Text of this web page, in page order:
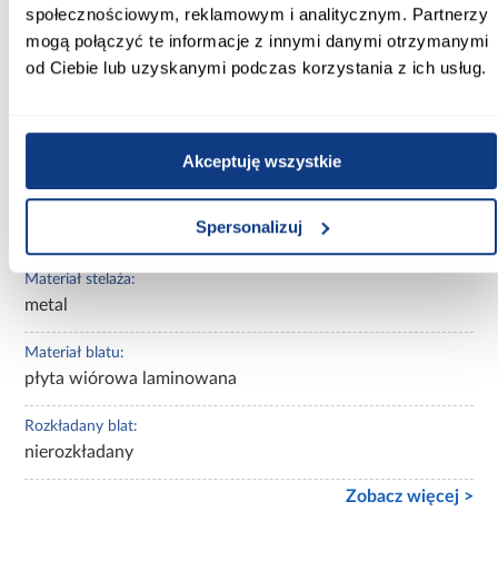
społecznościowym, reklamowym i analitycznym. Partnerzy
mogą połączyć te informacje z innymi danymi otrzymanymi
od Ciebie lub uzyskanymi podczas korzystania z ich usług.
Akceptuję wszystkie
Spersonalizuj
160.00
Wybarwienie:
Kolor:
Materiał wykonania:
płyta wiórowa laminowana
Materiał stelaża:
metal
Materiał blatu:
płyta wiórowa laminowana
Rozkładany blat:
nierozkładany
Zobacz więcej >